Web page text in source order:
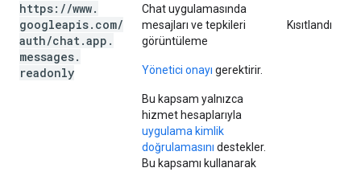
https: //www.
googleapis. com/
auth/chat.app .
messages.
readonly
Chat uygulamasında
mesajları ve tepkileri
görüntüleme
Yönetici onayı gerektirir.
Bu kapsam yalnızca
hizmet hesaplarıyla
uygulama kimlik
doğrulamasını destekler.
Bu kapsamı kullanarak
Kısıtlandı